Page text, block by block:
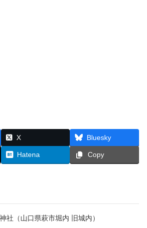
X Bluesky
Hatena Copy
社（山口県萩市堀内 旧城内）